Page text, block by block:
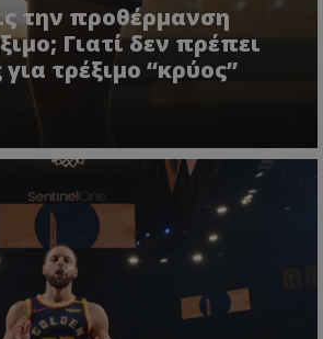
την προθέρμανση
Γιατί δεν πρέπει
τρέξιμο “κρύος”